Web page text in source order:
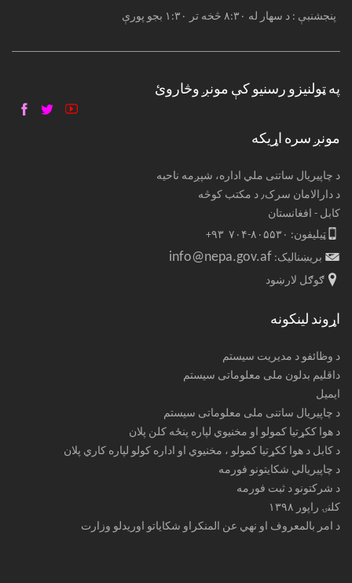
پنجشنبې : د سهار له ۸:۳۰ څخه تر ۱:۳۰ بجو پورې
په ټولنیزو رسنیو کې مونږ وڅاروئ
مونږ سره اړیکه
د چاپیریال ساتنی ملي اداره، شپږمه ناحیه
د دارالامان سرک٫ د مکتب کوڅه
کابل - افغانستان
ټیلیفون: ۸۰۵۵۳۰-۷۰۴ ۹۳+
بریښنالیک: info@nepa.gov.af
ګوګل لارښود
اړوند لینکونه
د وظائفو د مدیریت سیستم
داقلیم بدلون ملی معلوماتی سیستم
ایمیل
د چاپیریال ساتنی ملی معلوماتی سیستم
د هوا ککړتیا کمولو او مخنیوي لپاره پنځه کلن پلان
د کابل د هوا ککړتیا کمولو ، مخنیوي او اداره کولو لپاره کاري پلان
د چاپیریالي شکایتونو فورمه
د شرکتونو د ثبت فورمه
کلنۍ راپور ۱۳۹۸
د امر بالمعروف او نهي عن المنکراو شکایاتو اوریدلو وزارت